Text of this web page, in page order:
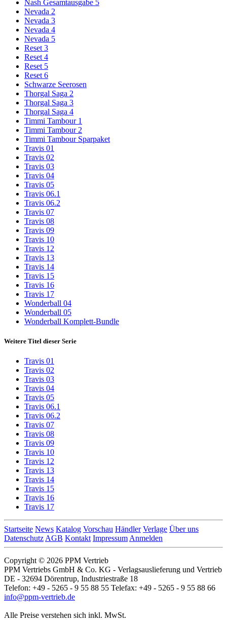
Nash Gesamtausgabe 5
Nevada 2
Nevada 3
Nevada 4
Nevada 5
Reset 3
Reset 4
Reset 5
Reset 6
Schwarze Seerosen
Thorgal Saga 2
Thorgal Saga 3
Thorgal Saga 4
Timmi Tambour 1
Timmi Tambour 2
Timmi Tambour Sparpaket
Travis 01
Travis 02
Travis 03
Travis 04
Travis 05
Travis 06.1
Travis 06.2
Travis 07
Travis 08
Travis 09
Travis 10
Travis 12
Travis 13
Travis 14
Travis 15
Travis 16
Travis 17
Wonderball 04
Wonderball 05
Wonderball Komplett-Bundle
Weitere Titel dieser Serie
Travis 01
Travis 02
Travis 03
Travis 04
Travis 05
Travis 06.1
Travis 06.2
Travis 07
Travis 08
Travis 09
Travis 10
Travis 12
Travis 13
Travis 14
Travis 15
Travis 16
Travis 17
Startseite News Katalog Vorschau Händler Verlage Über uns
Datenschutz AGB Kontakt Impressum Anmelden
Copyright © 2026 PPM Vertrieb
PPM Vertriebs GmbH & Co. KG - Verlagsauslieferung und Vertrieb
DE - 32694 Dörentrup, Industriestraße 18
Telefon: +49 - 5265 - 9 55 88 55 Telefax: +49 - 5265 - 9 55 88 66
info@ppm-vertrieb.de
Alle Preise verstehen sich inkl. MwSt.